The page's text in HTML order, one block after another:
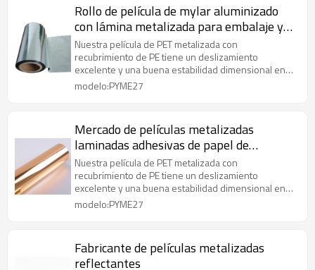
Rollo de película de mylar aluminizado
con lámina metalizada para embalaje y
laminación
Nuestra película de PET metalizada con
recubrimiento de PE tiene un deslizamiento
excelente y una buena estabilidad dimensional en
un amplio rango de temperatura.
modelo:PYME27
Mercado de películas metalizadas
laminadas adhesivas de papel de
aluminio dorado
Nuestra película de PET metalizada con
recubrimiento de PE tiene un deslizamiento
excelente y una buena estabilidad dimensional en
un amplio rango de temperatura.
modelo:PYME27
Fabricante de películas metalizadas
reflectantes